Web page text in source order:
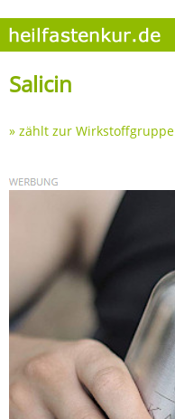
Salicin
» zählt zur Wirkstoffgruppe